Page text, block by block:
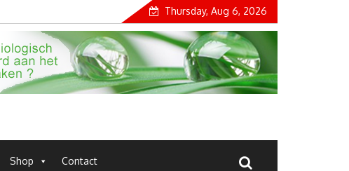
Thursday, Aug 6, 2026
Shop Contact